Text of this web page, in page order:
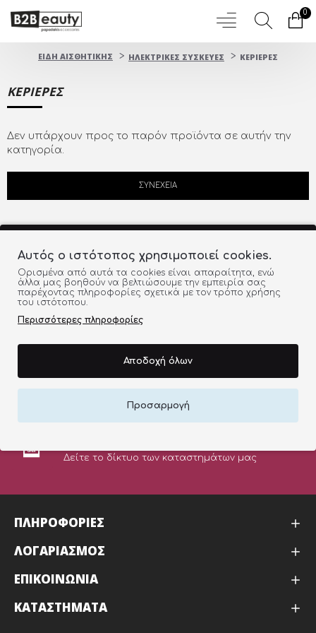
0
ΕΙΔΗ ΑΙΣΘΗΤΙΚΗΣ ΗΛΕΚΤΡΙΚΕΣ ΣΥΣΚΕΥΕΣ ΚΕΡΙΕΡΕΣ
ΚΕΡΙΕΡΕΣ
Δεν υπάρχουν προς το παρόν προϊόντα σε αυτήν την
κατηγορία.
ΣΥΝΈΧΕΙΑ
ΔΩΡEAN ΜΕΤΑΦΟΡΙΚΑ
ΕΝΤΟΣ ΕΛΛΑΔΑΣ ΓΙΑ ΑΓΟΡΕΣ ΑΝΩ ΤΩΝ 60€ (έως
ΠΙΣΤΟΠΟΙΗΜΕΝΑ ΠΡΟΙΟΝΤΑ
ΣΤΙΣ ΚΑΛΥΤΕΡΕΣ ΤΙΜΕΣ ΤΗΣ ΑΓΟΡΑΣ
ΕΥΚΟΛΕΣ ΑΓΟΡΕΣ
ONLINE ΠΛΗΡΩΜΗ
Δείτε το δίκτυο των καταστημάτων μας
ΠΛΗΡΟΦΟΡΙΕΣ
ΛΟΓΑΡΙΑΣΜΟΣ
ΕΠΙΚΟΙΝΩΝΙΑ
ΚΑΤΑΣΤΉΜΑΤΑ
Αυτός ο ιστότοπος χρησιμοποιεί cookies.
Ορισμένα από αυτά τα cookies είναι απαραίτητα, ενώ
άλλα μας βοηθούν να βελτιώσουμε την εμπειρία σας
παρέχοντας πληροφορίες σχετικά με τον τρόπο χρήσης
του ιστότοπου.
Περισσότερες πληροφορίες
Αποδοχή όλων
Προσαρμογή